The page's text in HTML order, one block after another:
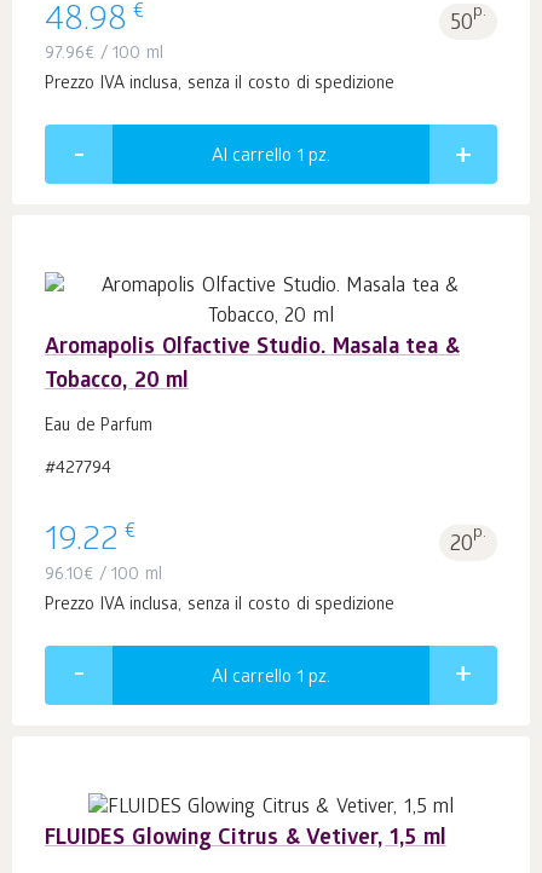
48.98 € 50p.
97.96€ / 100 ml
Prezzo IVA inclusa, senza il costo di spedizione
Al carrello 1 pz.
Aromapolis Olfactive Studio. Masala tea &
Tobacco, 20 ml
Eau de Parfum
#427794
19.22 € 20p.
96.10€ / 100 ml
Prezzo IVA inclusa, senza il costo di spedizione
Al carrello 1 pz.
FLUIDES Glowing Citrus & Vetiver, 1,5 ml